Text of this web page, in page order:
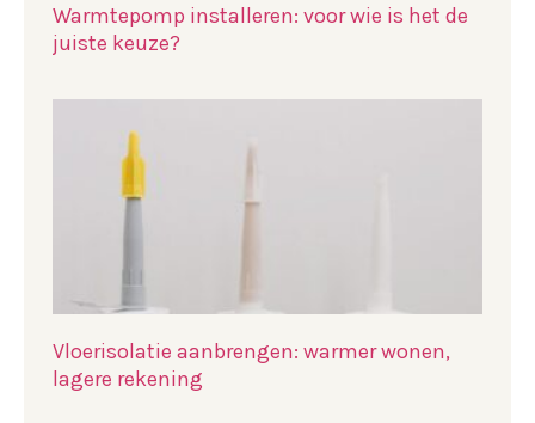
Warmtepomp installeren: voor wie is het de
juiste keuze?
Vloerisolatie aanbrengen: warmer wonen,
lagere rekening